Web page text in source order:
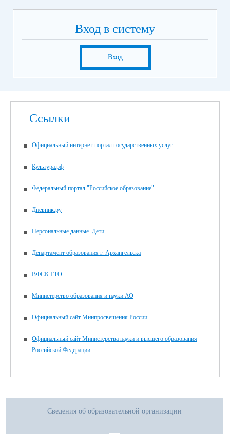
Вход в систему
Вход
Ссылки
Официальный интернет-портал государственных услуг
Культура.рф
Федеральный портал "Российское образование"
Дневник.ру
Персональные данные. Дети.
Департамент образования г. Архангельска
ВФСК ГТО
Министерство образования и науки АО
Официальный сайт Минпросвещения России
Официальный сайт Министерства науки и высшего образования
Российской Федерации
Сведения об образовательной организации